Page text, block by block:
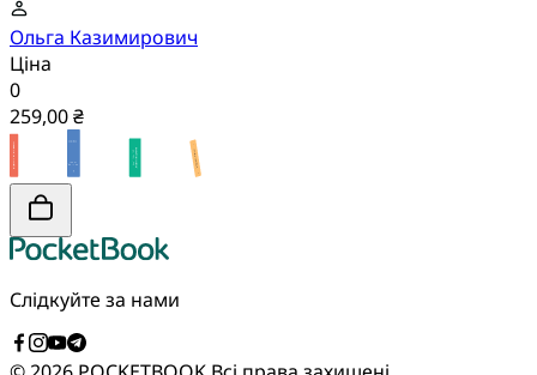
Ольга Казимирович
Ціна
0
259,00 ₴
Слідкуйте за нами